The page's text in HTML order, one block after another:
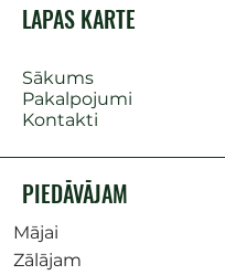
LAPAS KARTE
Sākums
Pakalpojumi
Kontakti
PIEDĀVĀJAM
Mājai
Zālājam